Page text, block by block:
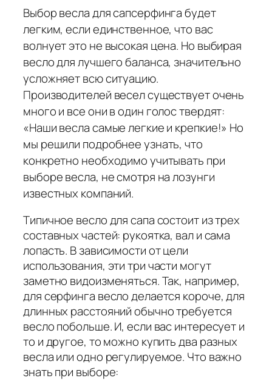
Выбор весла для сапсерфинга будет
легким, если единственное, что вас
волнует это не высокая цена. Но выбирая
весло для лучшего баланса, значительно
усложняет всю ситуацию.
Производителей весел существует очень
много и все они в один голос твердят:
«Наши весла самые легкие и крепкие!» Но
мы решили подробнее узнать, что
конкретно необходимо учитывать при
выборе весла, не смотря на лозунги
известных компаний.
Типичное весло для сапа состоит из трех
составных частей: рукоятка, вал и сама
лопасть. В зависимости от цели
использования, эти три части могут
заметно видоизменяться. Так, например,
для серфинга весло делается короче, для
длинных расстояний обычно требуется
весло побольше. И, если вас интересует и
то и другое, то можно купить два разных
весла или одно регулируемое. Что важно
знать при выборе: